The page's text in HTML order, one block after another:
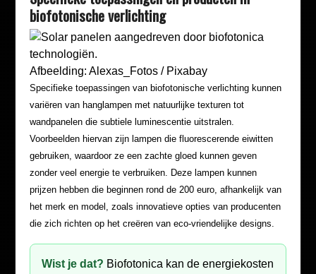
biofotonische verlichting
Afbeelding: Alexas_Fotos / Pixabay
Specifieke toepassingen van biofotonische verlichting kunnen
variëren van hanglampen met natuurlijke texturen tot
wandpanelen die subtiele luminescentie uitstralen.
Voorbeelden hiervan zijn lampen die fluorescerende eiwitten
gebruiken, waardoor ze een zachte gloed kunnen geven
zonder veel energie te verbruiken. Deze lampen kunnen
prijzen hebben die beginnen rond de 200 euro, afhankelijk van
het merk en model, zoals innovatieve opties van producenten
die zich richten op het creëren van eco-vriendelijke designs.
Wist je dat? Biofotonica kan de energiekosten